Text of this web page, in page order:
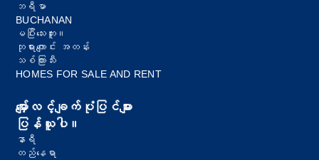
ဘရီမာ
BUCHANAN
မပြီးသေးဘူး။
ဘုရားကျောင်း အတန်း
သစ်ကြားသီး
HOMES FOR SALE AND RENT
မျှော်လင့်ချက်ပုံပြင်များ
ပြန်ယူပါ။
နာရီ
တည်နေရာ